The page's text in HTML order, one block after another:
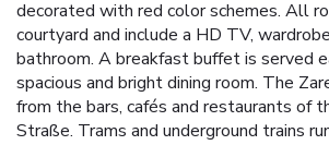
decorated with red color schemes. All
courtyard and include a HD TV,
bathroom. A breakfast buffet is served
spacious and bright dining room. The
from the bars, cafés and restaurants of
Straße. Trams and underground trains